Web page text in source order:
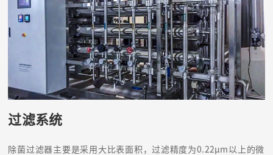
过滤系统
除菌过滤器主要是采用大比表面积，过滤精度为0.22μm以上的微